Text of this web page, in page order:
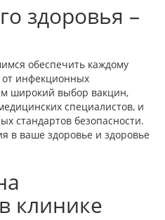
здоровья –
обеспечить каждому
инфекционных
широкий выбор вакцин,
специалистов, и
стандартов безопасности.
в ваше здоровье и здоровье
клинике